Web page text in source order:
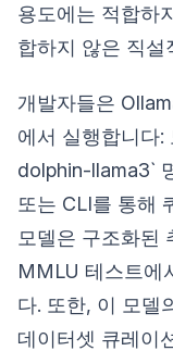
용도에는 적합하
합하지 않은 직설
개발자들은
에서 실행합니다:
dolphin-llama3`
또는 CLI를 통해
모델은 구조화된
MMLU 테스트에
다. 또한, 이 모델
데이터셋 큐레이